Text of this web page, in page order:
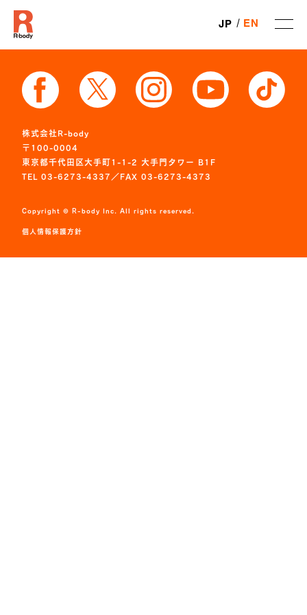
JP EN
株式会社R-body
〒100-0004
東京都千代田区大手町1-1-2 大手門タワー B1F
TEL 03-6273-4337／FAX 03-6273-4373
Copyright © R-body Inc. All rights reserved.
個人情報保護方針